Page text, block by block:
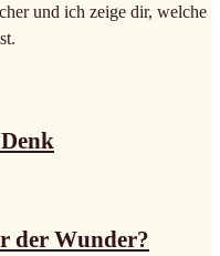
und ich zeige dir, welche
der Wunder?